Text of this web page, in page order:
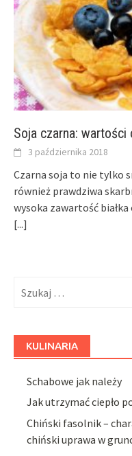
Soja czarna:
3 października 2018
Czarna soja to nie tylko
również prawdziwa
wysoka zawartość
[...]
KULINARIA
Schabowe jak należy
Jak utrzymać ciepło
Chiński fasolnik –
chiński uprawa w